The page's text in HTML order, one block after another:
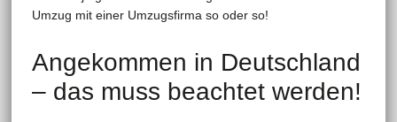
Umzug mit einer Umzugsfirma so oder so!
Angekommen in Deutschland
– das muss beachtet werden!